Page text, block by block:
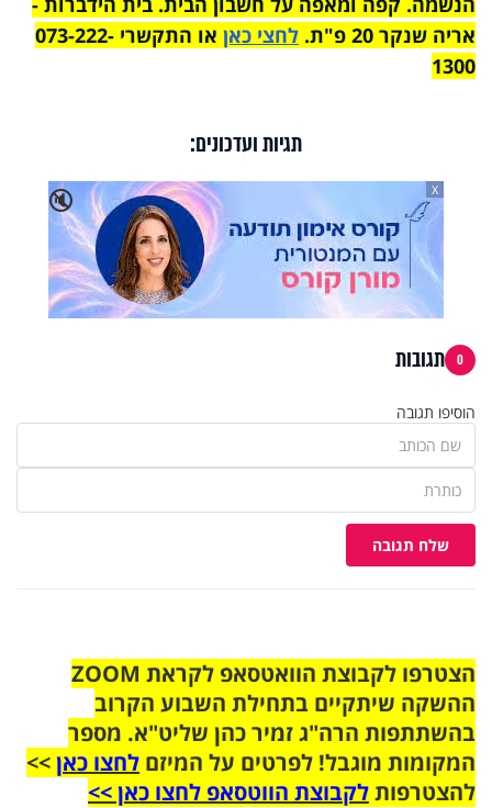
אריה שנקר 20 פ"ת.
לחצי כאן
או התקשרי 073-222-
1300
תגיות ועדכונים:
🔇
X
0 תגובות
הוסיפו תגובה
שלח תגובה
הצטרפו לקבוצת הוואטסאפ לקראת ZOOM
ההשקה שיתקיים בתחילת השבוע הקרוב
בהשתתפות הרה"ג זמיר כהן שליט"א. מספר
המקומות מוגבל! לפרטים על המיזם לחצו כאן>>
להצטרפותלקבוצת הווטסאפ לחצו כאן >>